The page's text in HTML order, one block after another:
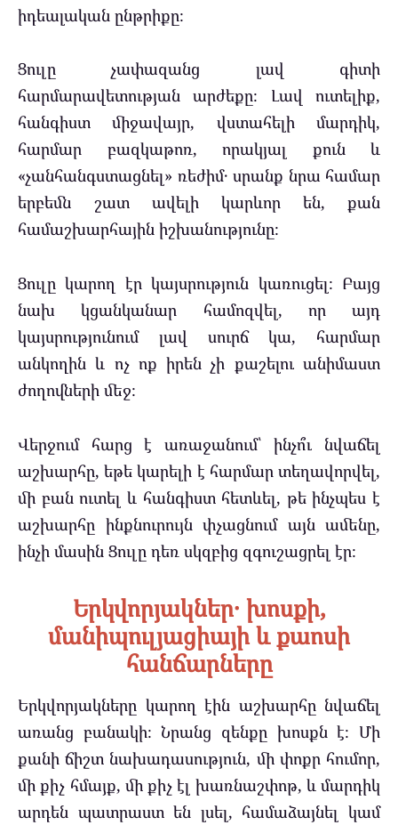
իդեալական ընթրիքը։
Ցուլը չափազանց լավ գիտի
հարմարավետության արժեքը։ Լավ ուտելիք,
հանգիստ միջավայր, վստահելի մարդիկ,
հարմար բազկաթոռ, որակյալ քուն և
«չանհանգստացնել» ռեժիմ․ սրանք նրա համար
երբեմն շատ ավելի կարևոր են, քան
համաշխարհային իշխանությունը։
Ցուլը կարող էր կայսրություն կառուցել։ Բայց
նախ կցանկանար համոզվել, որ այդ
կայսրությունում լավ սուրճ կա, հարմար
անկողին և ոչ ոք իրեն չի քաշելու անիմաստ
ժողովների մեջ։
Վերջում հարց է առաջանում՝ ինչո՞ւ նվաճել
աշխարհը, եթե կարելի է հարմար տեղավորվել,
մի բան ուտել և հանգիստ հետևել, թե ինչպես է
աշխարհը ինքնուրույն փչացնում այն ամենը,
ինչի մասին Ցուլը դեռ սկզբից զգուշացրել էր։
Երկվորյակներ․ խոսքի,
մանիպուլյացիայի և քաոսի
հանճարները
Երկվորյակները կարող էին աշխարհը նվաճել
առանց բանակի։ Նրանց զենքը խոսքն է։ Մի
քանի ճիշտ նախադասություն, մի փոքր հումոր,
մի քիչ հմայք, մի քիչ էլ խառնաշփոթ, և մարդիկ
արդեն պատրաստ են լսել, համաձայնել կամ